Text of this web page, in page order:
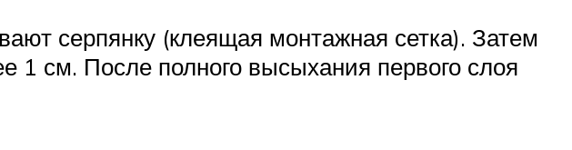
серпянку (клеящая монтажная сетка). Затем
1 см. После полного высыхания первого слоя